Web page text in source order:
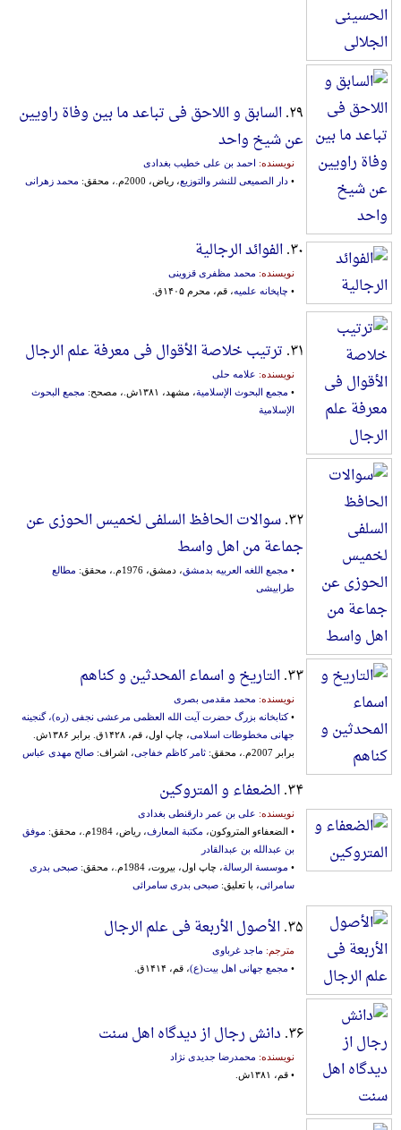
۲۹. السابق و اللاحق فی تباعد ما بین وفاة راویین
عن شیخ واحد
نویسنده: احمد بن علی خطیب بغدادی
• دار الصمیعی للنشر والتوزیع، ریاض، 2000م.، محقق: محمد زهرانی
۳۰. الفوائد الرجالیة
نویسنده: محمد مظفری قزوینی
• چاپخانه علمیه، قم، محرم ۱۴۰۵ق.
۳۱. ترتیب خلاصة الأقوال فی معرفة علم الرجال
نویسنده: علامه حلی
• مجمع البحوث الإسلامیة، مشهد، ۱۳۸۱ش.، مصحح:
مجمع البحوث
الإسلامیة
۳۲. سوالات الحافظ السلفی لخمیس الحوزی عن
جماعة من اهل واسط
• مجمع اللغه العربیه بدمشق، دمشق، 1976م.، محقق:
مطالع
طرابیشی
۳۳. التاریخ و اسماء المحدثین و کناهم
نویسنده: محمد مقدمی بصری
•کتابخانه بزرگ حضرت آیت الله العظمی مرعشی نجفی (ره)، گنجینه
جهانی مخطوطات اسلامی
، چاپ اول، قم، ۱۴۲۸ق. برابر ۱۳۸۶ش.
برابر 2007م.، محقق:
ثامر کاظم خفاجی، اشراف: صالح مهدی عباس
۳۴. الضعفاء و المتروکین
نویسنده: علی بن عمر دارقنطی بغدادی
• الضعفاءو المتروکون، مکتبة المعارف، ریاض، 1984م.، محقق:
موفق
بن عبدالله بن عبدالقادر
• موسسة الرسالة، چاپ اول، بیروت، 1984م.، محقق:
صبحی بدری
سامرائی، با تعلیق: صبحی بدری سامرائی
۳۵. الأصول الأربعة فی علم الرجال
مترجم: ماجد غرباوی
• مجمع جهانی اهل بیت(ع)، قم، ۱۴۱۴ق.
۳۶. دانش رجال از دیدگاه اهل سنت
نویسنده: محمدرضا جدیدی نژاد
• قم، ۱۳۸۱ش.